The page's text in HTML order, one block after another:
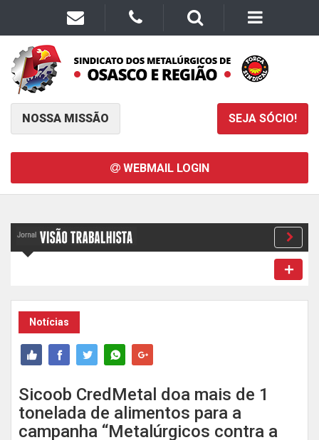
NOSSA MISSÃO SEJA SÓCIO!
WEBMAIL LOGIN
Notícias
Sicoob CredMetal doa mais de 1
tonelada de alimentos para a
campanha “Metalúrgicos contra a